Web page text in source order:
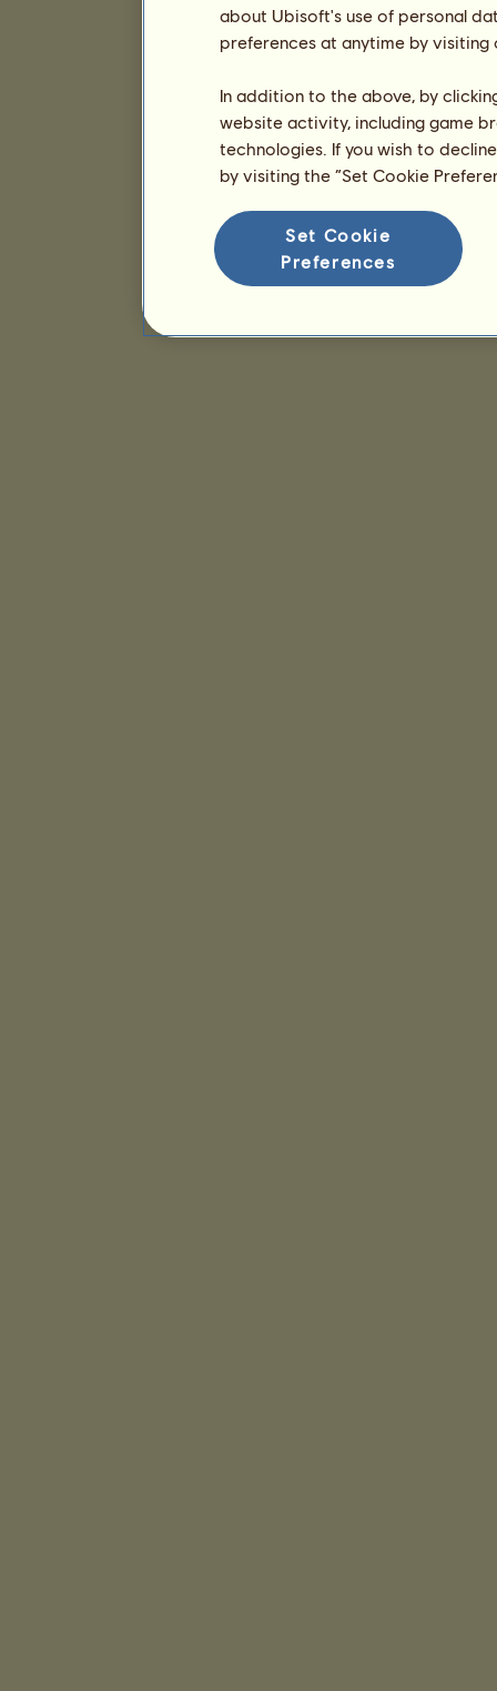
about Ubisoft's use of personal
preferences at anytime by
In addition to the above, by
website activity, including game
technologies. If you wish to
by visiting the “Set Cookie
Set Cookie
Preferences